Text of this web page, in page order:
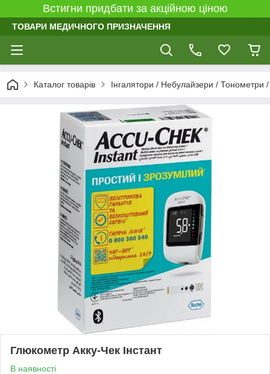
Встигни придбати за акційною ціною
ТОВАРИ МЕДИЧНОГО ПРИЗНАЧЕННЯ
Каталог товарів Інгалятори / Небулайзери / Тонометри
Глюкометр Акку-Чек Інстант
В наявності